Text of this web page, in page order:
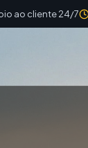
ao cliente 24/7